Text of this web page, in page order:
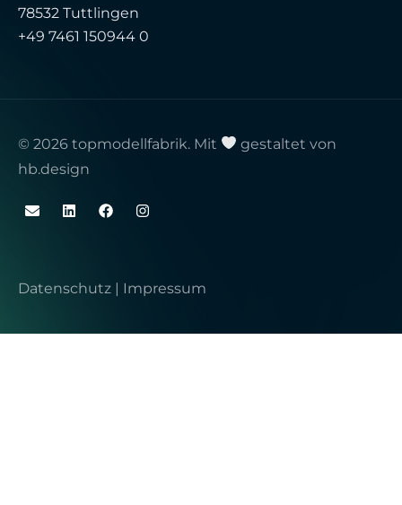
78532 Tuttlingen
+49 7461 150944 0
© 2026 topmodellfabrik. Mit
gestaltet von
hb.design
Datenschutz | Impressum